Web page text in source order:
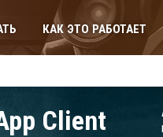
КАК ЭТО РАБОТАЕТ
Client